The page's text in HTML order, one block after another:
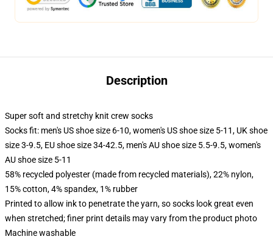
Description
Super soft and stretchy knit crew socks
Socks fit: men's US shoe size 6-10, women's US shoe size 5-11, UK shoe
size 3-9.5, EU shoe size 34-42.5, men's AU shoe size 5.5-9.5, women's
AU shoe size 5-11
58% recycled polyester (made from recycled materials), 22% nylon,
15% cotton, 4% spandex, 1% rubber
Printed to allow ink to penetrate the yarn, so socks look great even
when stretched; finer print details may vary from the product photo
Machine washable